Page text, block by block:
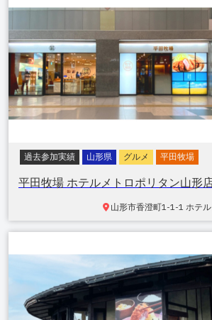
過去参加実績 山形県 グルメ 平田牧場
平田牧場 ホテルメトロポリタン山形
山形市香澄町1-1-1 ホテ